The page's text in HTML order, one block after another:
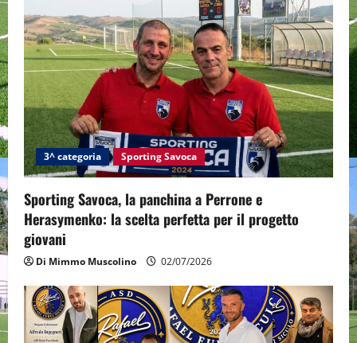
3^ categoria Sporting Savoca
Sporting Savoca, la panchina a Perrone e
Herasymenko: la scelta perfetta per il progetto
giovani
Di Mimmo Muscolino 02/07/2026